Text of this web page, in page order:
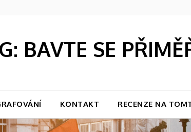
BAVTE SE
KONTAKT RECENZE NA